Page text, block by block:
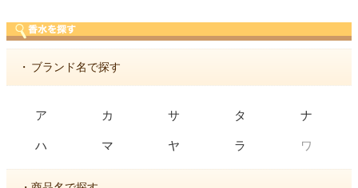
・ ブランド名で探す
ア カ サ タ ナ
ハ マ ヤ ラ ワ